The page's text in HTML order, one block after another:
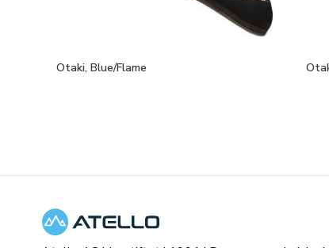
Otaki, Blue/Flame